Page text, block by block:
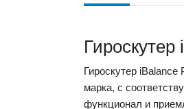
Гироскутер
марка, с
функционал и